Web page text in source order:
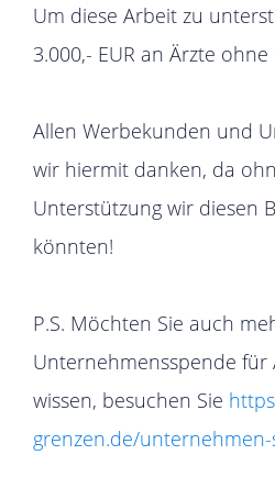
Um diese Arbeit zu
3.000,- EUR an Ärzte ohne
Allen Werbekunden und
wir hiermit danken, da
Unterstützung wir diesen
könnten!
P.S. Möchten Sie auch
Unternehmensspende für
wissen, besuchen Sie
grenzen.de/